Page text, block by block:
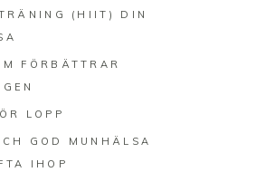
(HIIT) DIN
FÖRBÄTTRAR
LOPP
GOD MUNHÄLSA
IHOP